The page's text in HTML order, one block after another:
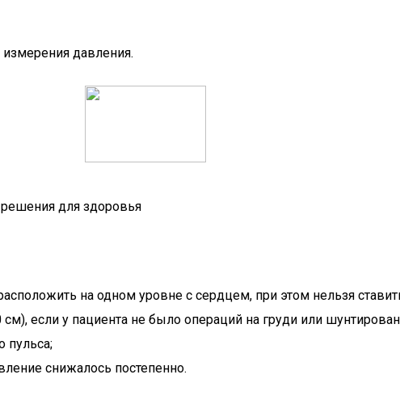
давления.
для здоровья
на одном уровне с сердцем, при этом нельзя
если у пациента не было операций на груди или
пульса;
снижалось постепенно.